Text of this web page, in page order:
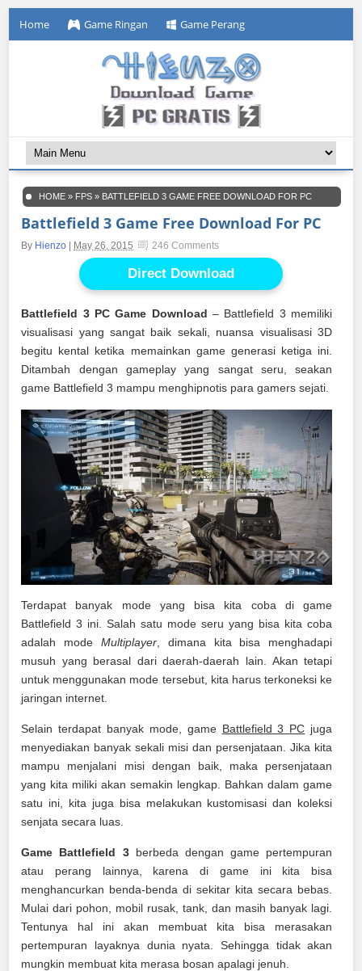
Home Game Ringan Game Perang
HOME » FPS » BATTLEFIELD 3 GAME FREE DOWNLOAD FOR PC
Battlefield 3 Game Free Download For PC
By Hienzo May 26, 2015 246 Comments
Direct Download
Battlefield 3 PC Game Download – Battlefield 3 memiliki
visualisasi yang sangat baik sekali, nuansa visualisasi 3D
begitu kental ketika memainkan game generasi ketiga ini.
Ditambah dengan gameplay yang sangat seru, seakan
game Battlefield 3 mampu menghipnotis para gamers sejati.
Terdapat banyak mode yang bisa kita coba di game
Battlefield 3 ini. Salah satu mode seru yang bisa kita coba
adalah mode Multiplayer, dimana kita bisa menghadapi
musuh yang berasal dari daerah-daerah lain. Akan tetapi
untuk menggunakan mode tersebut, kita harus terkoneksi ke
jaringan internet.
Selain terdapat banyak mode, game Battlefield 3 PC juga
menyediakan banyak sekali misi dan persenjataan. Jika kita
mampu menjalani misi dengan baik, maka persenjataan
yang kita miliki akan semakin lengkap. Bahkan dalam game
satu ini, kita juga bisa melakukan kustomisasi dan koleksi
senjata secara luas.
Game Battlefield 3berbeda dengan game pertempuran
atau perang lainnya, karena di game ini kita bisa
menghancurkan benda-benda di sekitar kita secara bebas.
Mulai dari pohon, mobil rusak, tank, dan masih banyak lagi.
Tentunya hal ini akan membuat kita bisa merasakan
pertempuran layaknya dunia nyata. Sehingga tidak akan
mungkin membuat kita merasa bosan apalagi jenuh.